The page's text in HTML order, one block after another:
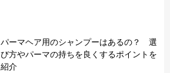
パーマヘア用のシャンプーはあるの？ 選
び方やパーマの持ちを良くするポイントを
紹介